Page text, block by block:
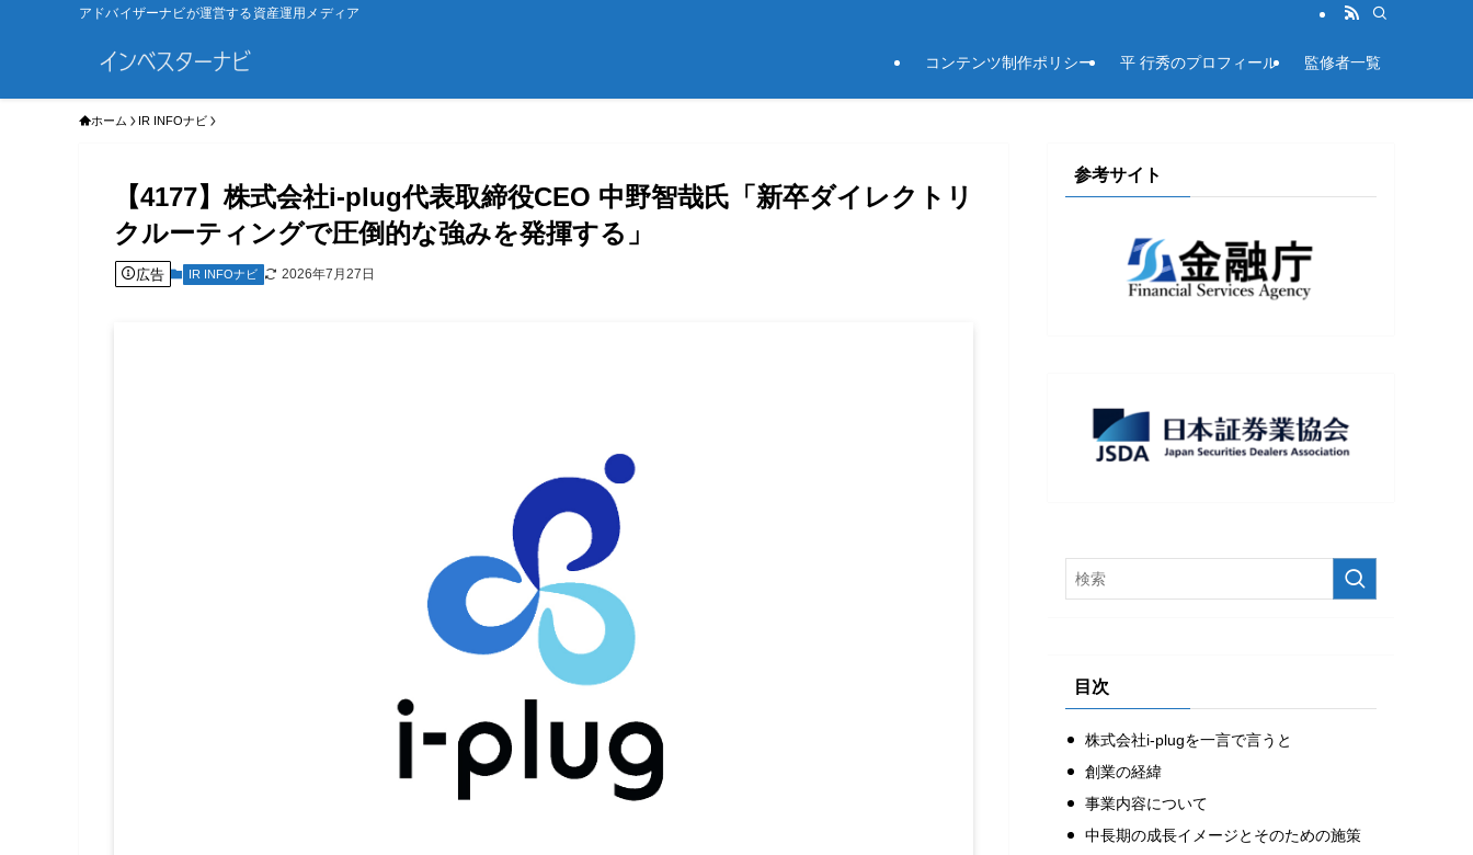
アドバイザーナビが運営する資産運用メディア
コンテンツ制作ポリシー 平 行秀のプロフィール 監修者一覧
ホーム IR INFOナビ
【4177】株式会社i-plug代表取締役CEO 中野智哉氏「新卒ダイレクトリ
クルーティングで圧倒的な強みを発揮する」
広告 IR INFOナビ 2026年7月27日
参考サイト
目次
株式会社i-plugを一言で言うと
創業の経緯
事業内容について
中長期の成長イメージとそのための施策